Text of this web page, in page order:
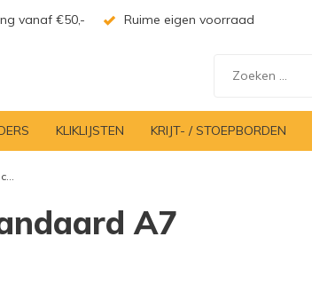
vanaf €50,- Ruime eigen voorraad
KLIKLIJSTEN KRIJT- / STOEPBORDEN
A7